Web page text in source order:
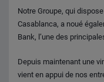
Notre Groupe, qui
Casablanca, a noué
Bank, l’une des
Depuis maintenant une
vient en appui de nos